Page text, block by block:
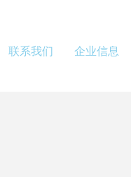
联系我们 企业信息